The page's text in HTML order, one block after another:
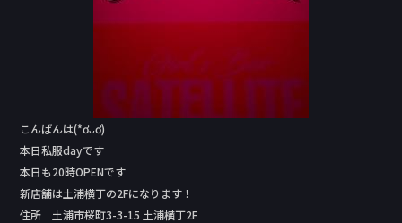
こんばんは(*ơᴗơ)
本日私服dayです
本日も20時OPENです
新店舗は土浦横丁の2Fになります！
住所 土浦市桜町3-3-15 土浦横丁2F